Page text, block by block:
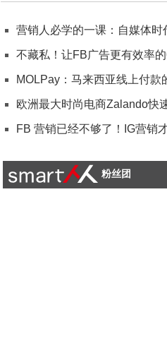
营销人必学的一课：自媒体时
不藏私！让FB广告更有效率
MOLPay：马来西亚线上付款
欧洲最大时尚电商Zalando快
FB 营销已经不够了！IG营销
粉丝团